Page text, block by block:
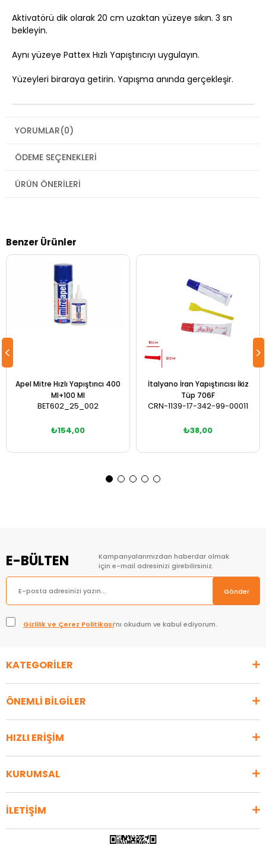
Aktivatörü dik olarak 20 cm uzaktan yüzeye sıkın. 3 sn
bekleyin.
Aynı yüzeye Pattex Hızlı Yapıştırıcıyı uygulayın.
Yüzeyleri biraraya getirin. Yapışma anında gerçekleşir.
YORUMLAR(0)
ÖDEME SEÇENEKLERI
ÜRÜN ÖNERILERI
Benzer Ürünler
Apel Mitre Hızlı Yapıştırıcı 400
Ml+100 Ml
BET602_25_002
₺154,00
İtalyano İran Yapıştırıcısı İkiz
Tüp 706F
CRN-1139-17-342-99-00011
₺38,00
E-BÜLTEN
Kampanyalarımızdan haberdar olmak
için e-mail adresinizi girebilirsiniz.
Gönder
Gizlilik ve Çerez Politikası’nı okudum ve kabul ediyorum.
KATEGORİLER
ÖNEMLİ BİLGİLER
HIZLI ERİŞİM
KURUMSAL
İLETİŞİM